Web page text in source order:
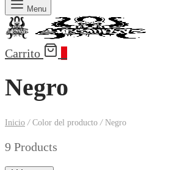
Menu
Carrito
Negro
Inicio /Color del producto /Negro
9 Products